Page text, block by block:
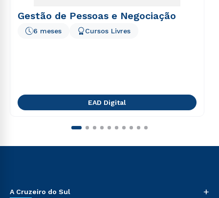
Gestão de Pessoas e Negociação
6 meses Cursos Livres
EAD Digital
A Cruzeiro do Sul +